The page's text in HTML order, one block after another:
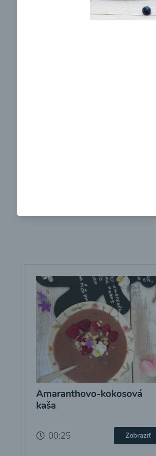
Amaranthovo-kokosová
kaša
00:25 Zobraziť
Ochrane osobných údajov